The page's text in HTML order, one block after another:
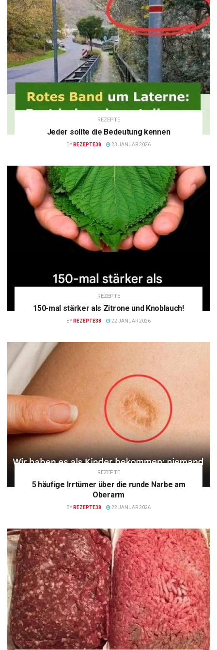
REZEPTE
Jeder sollte die Bedeutung kennen
BY REZEPTE38 23 JANUAR 2026
REZEPTE
150-mal stärker als Zitrone und Knoblauch!
BY REZEPTE38 22 JANUAR 2026
REZEPTE
5 häufige Irrtümer über die runde Narbe am
Oberarm
BY REZEPTE38 22 JANUAR 2026